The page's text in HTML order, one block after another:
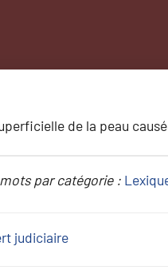
de la peau
par catégorie :
judiciaire